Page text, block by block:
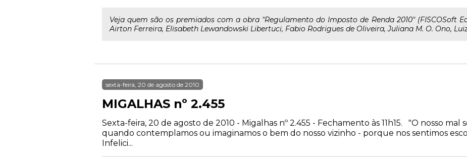
Veja quem são os premiados com a obra "Regulamento do Imposto de Renda 2010" (FISCOSoft
Airton Ferreira, Elisabeth Lewandowski Libertuci, Fabio Rodrigues de Oliveira, Juliana M. O. Ono,
sexta-feira, 20 de agosto de 2010
MIGALHAS nº 2.455
Sexta-feira, 20 de agosto de 2010 - Migalhas nº 2.455 - Fechamento às 11h15. "O nosso
quando contemplamos ou imaginamos o bem do nosso vizinho - porque nos sentimos
Infelici...